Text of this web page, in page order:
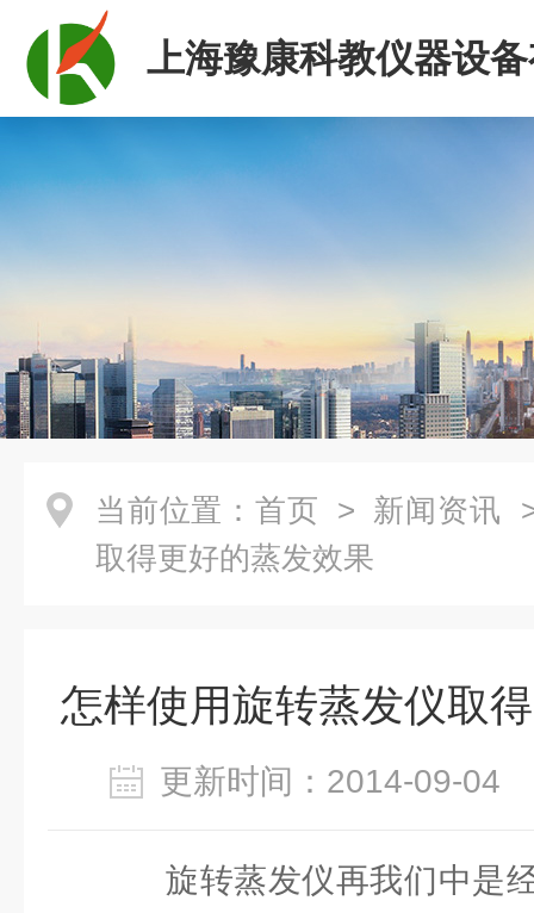
上海豫康科教仪器设
司
当前位置： 首页 > 新闻资讯
取得更好的蒸发效果
怎样使用旋转蒸发仪取
更新时间：2014-09-
旋转蒸发仪再我们中是